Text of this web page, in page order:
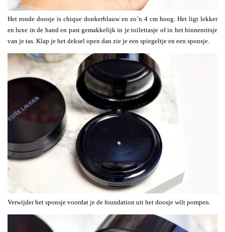
Het ronde doosje is chique donkerblauw en zo’n 4 cm hoog. Het ligt lekker
en luxe in de hand en past gemakkelijk in je toilettasje of in het binnenritsje
van je tas. Klap je het deksel open dan zie je een spiegeltje en een sponsje.
Verwijder het sponsje voordat je de foundation uit het doosje wilt pompen.